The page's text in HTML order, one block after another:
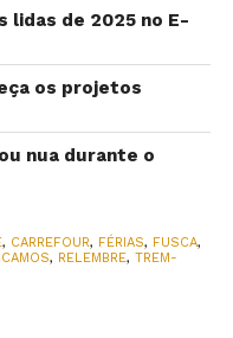
lidas de 2025 no E-
os projetos
nua durante o
, CARREFOUR, FÉRIAS, FUSCA,
, RELEMBRE, TREM-